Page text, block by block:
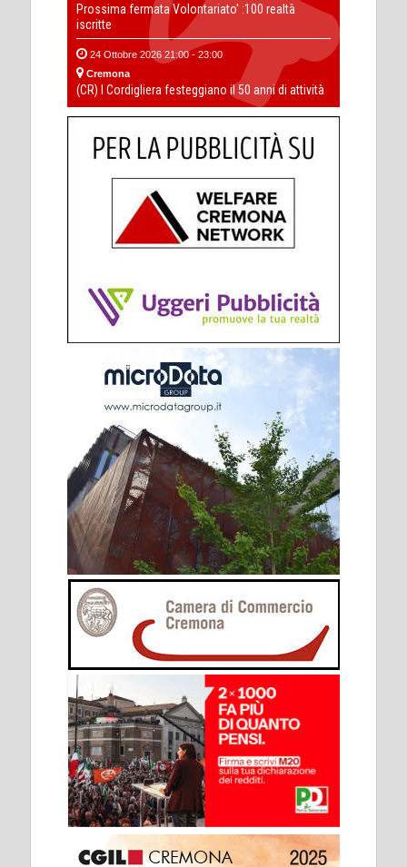
Prossima fermata Volontariato' :100 realtà
iscritte
24 Ottobre 2026 21:00 - 23:00
Cremona
(CR) I Cordigliera festeggiano il 50 anni di attività